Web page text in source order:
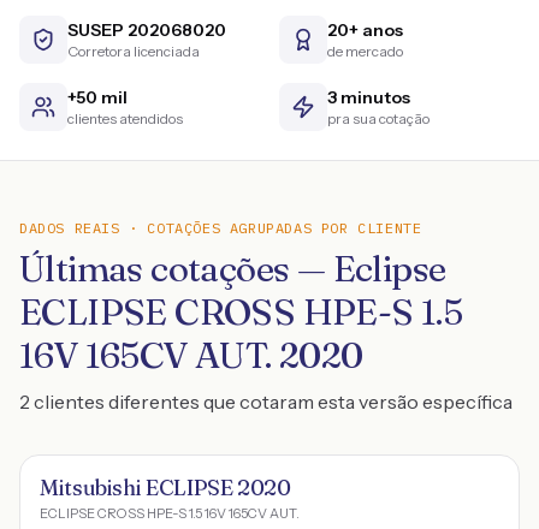
SUSEP 202068020
Corretora licenciada
20+ anos
de mercado
+50 mil
clientes atendidos
3 minutos
pra sua cotação
DADOS REAIS · COTAÇÕES AGRUPADAS POR CLIENTE
Últimas cotações — Eclipse
ECLIPSE CROSS HPE-S 1.5
16V 165CV AUT. 2020
2 clientes diferentes que cotaram esta versão específica
Mitsubishi ECLIPSE 2020
ECLIPSE CROSS HPE-S 1.5 16V 165CV AUT.